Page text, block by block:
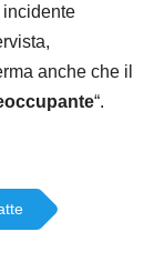
anche che il
“.